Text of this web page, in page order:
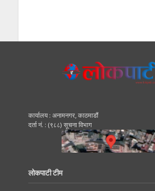
कार्यालय : अनामनगर, काठमाडाैं
दर्ता नं. : (९८८) सूचना विभाग
लोकपाटी टीम